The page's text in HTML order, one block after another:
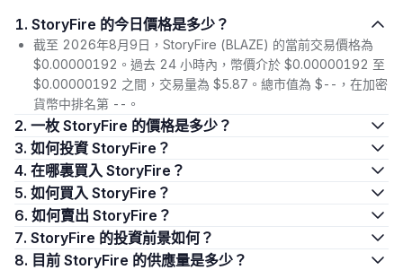
1. StoryFire 的今日價格是多少？
截至 2026年8月9日，StoryFire (BLAZE) 的當前交易價格為
$0.00000192。過去 24 小時內，幣價介於 $0.00000192 至
$0.00000192 之間，交易量為 $5.87。總市值為 $--，在加密
貨幣中排名第 --。
2. 一枚 StoryFire 的價格是多少？
3. 如何投資 StoryFire？
4. 在哪裏買入 StoryFire？
5. 如何買入 StoryFire？
6. 如何賣出 StoryFire？
7. StoryFire 的投資前景如何？
8. 目前 StoryFire 的供應量是多少？